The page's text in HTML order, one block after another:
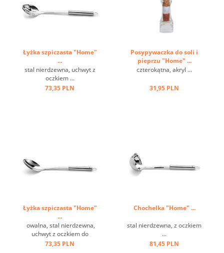
Łyżka szpiczasta "Home"
...
stal nierdzewna, uchwyt z
oczkiem ...
73,35 PLN
Posypywaczka do soli i
pieprzu "Home" ...
czterokątna, akryl ...
31,95 PLN
Łyżka szpiczasta "Home"
...
owalna, stal nierdzewna,
uchwyt z oczkiem do
zawieszenia ...
73,35 PLN
Chochelka "Home" ...
stal nierdzewna, z oczkiem
...
81,45 PLN